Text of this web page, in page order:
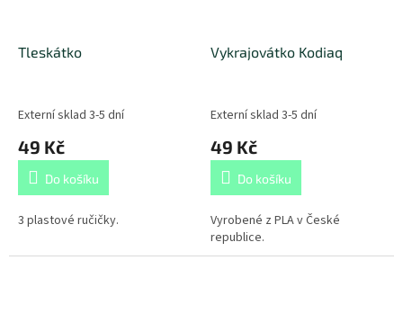
Tleskátko
Externí sklad 3-5 dní
49 Kč
Do košíku
3 plastové ručičky.
Vykrajovátko Kodiaq
Externí sklad 3-5 dní
49 Kč
Do košíku
Vyrobené z PLA v České
republice.